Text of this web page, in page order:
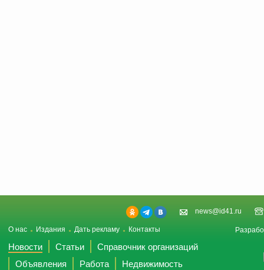
news@id41.ru
О нас Издания Дать рекламу Контакты
Новости Статьи
Справочник организаций
Объявления
Работа
Недвижимость